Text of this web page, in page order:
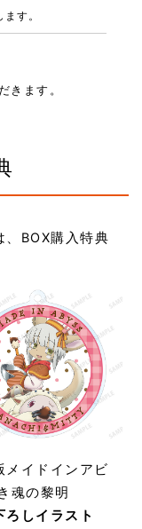
す。
きます。
、BOX購入特典
ろしイラスト
メイドインアビ
魂の黎明